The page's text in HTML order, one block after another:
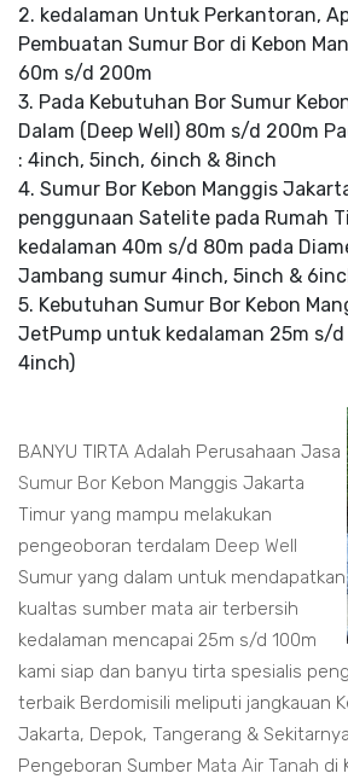
2. kedalaman Untuk Perkantoran,
Pembuatan Sumur Bor di Kebon
60m s/d 200m
3. Pada Kebutuhan Bor Sumur
Dalam (Deep Well) 80m s/d 200m
: 4inch, 5inch, 6inch & 8inch
4. Sumur Bor Kebon Manggis
penggunaan Satelite pada Rumah
kedalaman 40m s/d 80m pada
Jambang sumur 4inch, 5inch &
5. Kebutuhan Sumur Bor Kebon
JetPump untuk kedalaman 25m s/
4inch)
BANYU TIRTA Adalah Perusahaan Jasa
Sumur Bor Kebon Manggis Jakarta
Timur yang mampu melakukan
pengeoboran terdalam Deep Well
Sumur yang dalam untuk mendapatkan
kualtas sumber mata air terbersih
kedalaman mencapai 25m s/d 100m
kami siap dan banyu tirta spesialis
terbaik Berdomisili meliputi jangkauan
Jakarta, Depok, Tangerang &
Pengeboran Sumber Mata Air Tanah di